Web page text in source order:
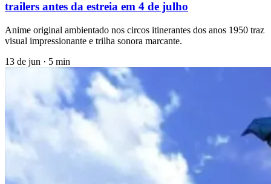
trailers antes da estreia em 4 de julho
Anime original ambientado nos circos itinerantes dos anos 1950 traz
visual impressionante e trilha sonora marcante.
13 de jun · 5 min